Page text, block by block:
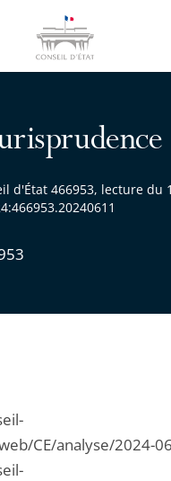
d'État 466953, lecture du
CE/analyse/2024-